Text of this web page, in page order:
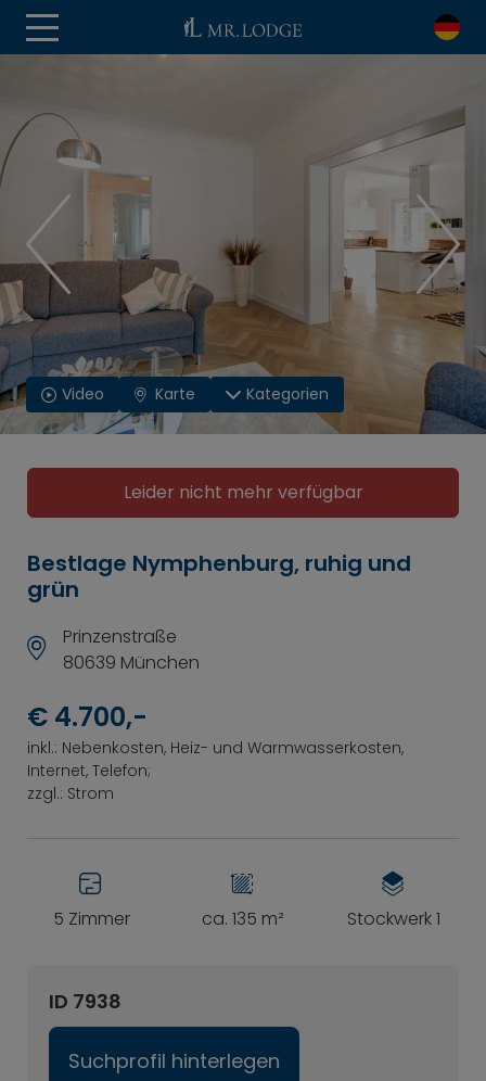
Video Karte Kategorien
Leider nicht mehr verfügbar
Bestlage Nymphenburg, ruhig und
grün
Prinzenstraße
80639 München
€ 4.700,-
inkl.: Nebenkosten, Heiz- und Warmwasserkosten,
Internet, Telefon;
zzgl.: Strom
5 Zimmer ca. 135 m² Stockwerk 1
ID 7938
Suchprofil hinterlegen